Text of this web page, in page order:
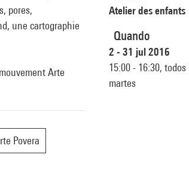
pores,
une cartographie
Arte
Povera
Atelier des enfants
Quando
2 - 31 jul 2016
15:00 - 16:30, todos
martes